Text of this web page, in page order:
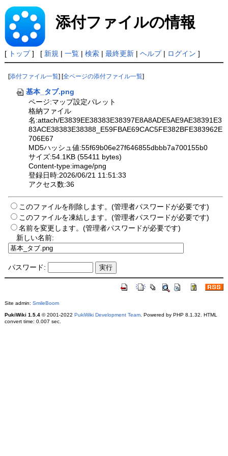
添付ファイルの情報
[ トップ] [ 新規 | 一覧| 検索| 最終更新| ヘルプ| ログイン ]
[添付ファイル一覧] [全ページの添付ファイル一覧]
基本_タブ.png
ページ:マップ設定パレット
格納ファイル
名:attach/E3839EE38383E38397E8A8ADE5AE9AE38391E3
83ACE38383E38388_E59FBAE69CAC5FE382BFE383962E
706E67
MD5ハッシュ値:55f69b06e27f646855dbbb7a700155b0
サイズ:54.1KB (55411 bytes)
Content-type:image/png
登録日時:2026/06/21 11:51:33
アクセス数:36
このファイルを削除します。(管理者パスワードが必要です)
このファイルを凍結します。(管理者パスワードが必要です)
名前を変更します。(管理者パスワードが必要です)
新しい名前:
パスワード:
Site admin: SmileBoom
PukiWiki 1.5.4© 2001-2022 PukiWiki Development Team. Powered by PHP 8.1.32. HTML
convert time: 0.007 sec.